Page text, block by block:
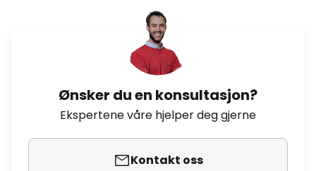
Ønsker du en konsultasjon?
Ekspertene våre hjelper deg gjerne
Kontakt oss